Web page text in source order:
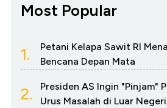
Most Popular
1.
Petani Kelapa Sawit RI
Bencana Depan Mata
2.
Presiden AS Ingin "Pinjam"
Urus Masalah di Luar Negeri